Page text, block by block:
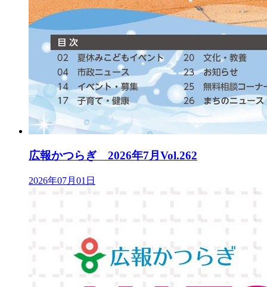
広報かつらぎ 2026年7月Vol.262
2026年07月01日